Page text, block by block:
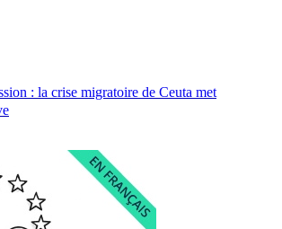
: la crise migratoire de Ceuta met